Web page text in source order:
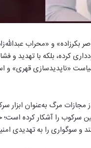
بکرزاده» و «محراب
کرده، بلکه با تهدید و
«ناپدیدسازی قهری» و
مرگ به‌عنوان ابزار
سرکوب را آشکار کرده
و سوگواری را به تهدیدی